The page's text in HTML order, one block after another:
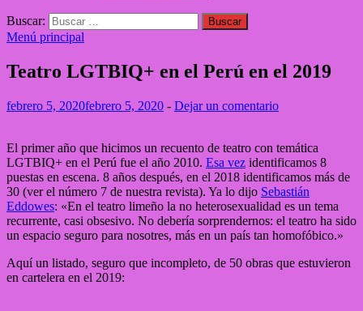
Buscar:
Menú principal
Teatro LGTBIQ+ en el Perú en el 2019
febrero 5, 2020febrero 5, 2020 - Dejar un comentario
El primer año que hicimos un recuento de teatro con temática
LGTBIQ+ en el Perú fue el año 2010. Esa vez identificamos 8
puestas en escena. 8 años después, en el 2018 identificamos más de
30 (ver el número 7 de nuestra revista). Ya lo dijo Sebastián
Eddowes: «En el teatro limeño la no heterosexualidad es un tema
recurrente, casi obsesivo. No debería sorprendernos: el teatro ha sido
un espacio seguro para nosotres, más en un país tan homofóbico.»
Aquí un listado, seguro que incompleto, de 50 obras que estuvieron
en cartelera en el 2019: